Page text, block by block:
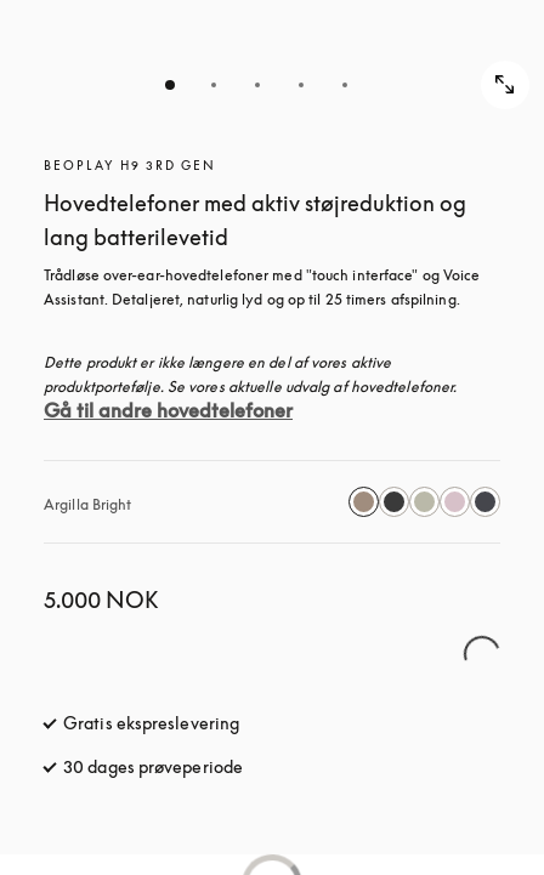
BEOPLAY H9 3RD GEN
Hovedtelefoner med aktiv støjreduktion og
lang batterilevetid
Trådløse over-ear-hovedtelefoner med "touch interface" og Voice
Assistant. Detaljeret, naturlig lyd og op til 25 timers afspilning.
Dette produkt er ikke længere en del af vores aktive
produktportefølje. Se vores aktuelle udvalg af hovedtelefoner.
Gå til andre hovedtelefoner
Argilla Bright
5.000 NOK
Gratis ekspreslevering
30 dages prøveperiode